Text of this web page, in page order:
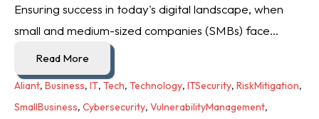
Ensuring success in today's digital landscape, when
small and medium-sized companies (SMBs) face...
Read More
Aliant, Business, IT, Tech, Technology, ITSecurity, RiskMitigation,
SmallBusiness, Cybersecurity, VulnerabilityManagement,